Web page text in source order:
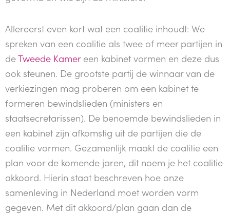
Allereerst even kort wat een coalitie inhoudt: We
spreken van een coalitie als twee of meer partijen in
deTweede Kamereen kabinet vormen en deze dus
ook steunen. De grootste partij de winnaar van de
verkiezingen mag proberen om een kabinet te
formeren bewindslieden (ministers en
staatsecretarissen). De benoemde bewindslieden in
een kabinet zijn afkomstig uit de partijen die de
coalitie vormen. Gezamenlijk maakt de coalitie een
plan voor de komende jaren, dit noem je het coalitie
akkoord. Hierin staat beschreven hoe onze
samenleving in Nederland moet worden vorm
gegeven. Met dit akkoord/plan gaan dan de